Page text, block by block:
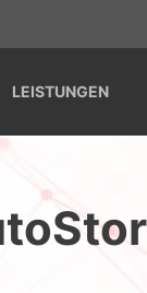
LEISTUNGEN